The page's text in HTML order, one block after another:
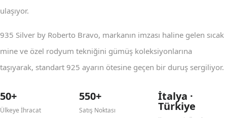
ulaşıyor.
935 Silver by Roberto Bravo, markanın imzası haline gelen sıcak
mine ve özel rodyum tekniğini gümüş koleksiyonlarına
taşıyarak, standart 925 ayarın ötesine geçen bir duruş sergiliyor.
50+
Ülkeye İhracat
550+
Satış Noktası
İtalya ·
Türkiye